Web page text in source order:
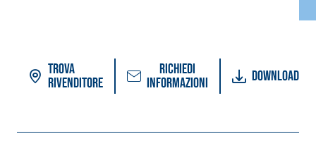
Trova
rivenditore
Richiedi
informazioni
Download